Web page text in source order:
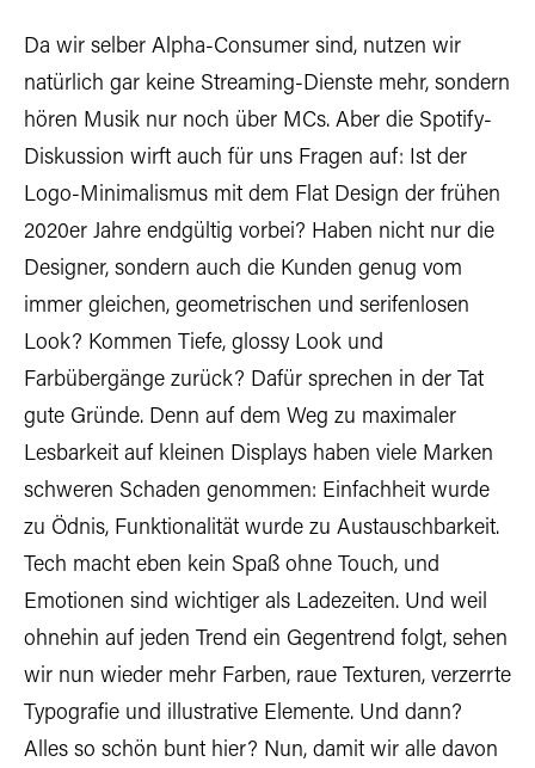
Da wir selber Alpha-Consumer sind, nutzen wir
natürlich gar keine Streaming-Dienste mehr, sondern
hören Musik nur noch über MCs. Aber die Spotify-
Diskussion wirft auch für uns Fragen auf: Ist der
Logo-Minimalismus mit dem Flat Design der frühen
2020er Jahre endgültig vorbei? Haben nicht nur die
Designer, sondern auch die Kunden genug vom
immer gleichen, geometrischen und serifenlosen
Look? Kommen Tiefe, glossy Look und
Farbübergänge zurück? Dafür sprechen in der Tat
gute Gründe. Denn auf dem Weg zu maximaler
Lesbarkeit auf kleinen Displays haben viele Marken
schweren Schaden genommen: Einfachheit wurde
zu Ödnis, Funktionalität wurde zu Austauschbarkeit.
Tech macht eben kein Spaß ohne Touch, und
Emotionen sind wichtiger als Ladezeiten. Und weil
ohnehin auf jeden Trend ein Gegentrend folgt, sehen
wir nun wieder mehr Farben, raue Texturen, verzerrte
Typografie und illustrative Elemente. Und dann?
Alles so schön bunt hier? Nun, damit wir alle davon